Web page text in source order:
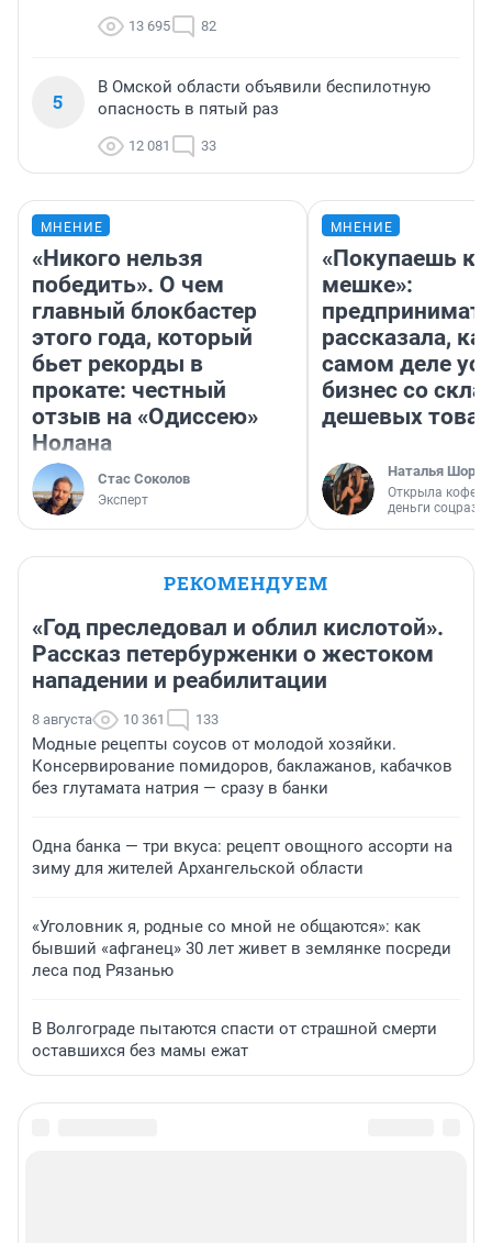
13 695 82
5
В Омской области объявили беспилотную
опасность в пятый раз
12 081 33
МНЕНИЕ
«Никого нельзя
победить». О чем
главный блокбастер
этого года, который
бьет рекорды в
прокате: честный
отзыв на «Одиссею»
Нолана
Стас Соколов
Эксперт
МНЕНИЕ
«Покупаешь
мешке»:
рассказала,
самом деле
бизнес со
дешевых
Наталья
Открыла
деньги
РЕКОМЕНДУЕМ
«Год преследовал и облил кислотой».
Рассказ петербурженки о жестоком
нападении и реабилитации
8 августа 10 361 133
Модные рецепты соусов от молодой хозяйки.
Консервирование помидоров, баклажанов, кабачков
без глутамата натрия — сразу в банки
Одна банка — три вкуса: рецепт овощного ассорти на
зиму для жителей Архангельской области
«Уголовник я, родные со мной не общаются»: как
бывший «афганец» 30 лет живет в землянке посреди
леса под Рязанью
В Волгограде пытаются спасти от страшной смерти
оставшихся без мамы ежат